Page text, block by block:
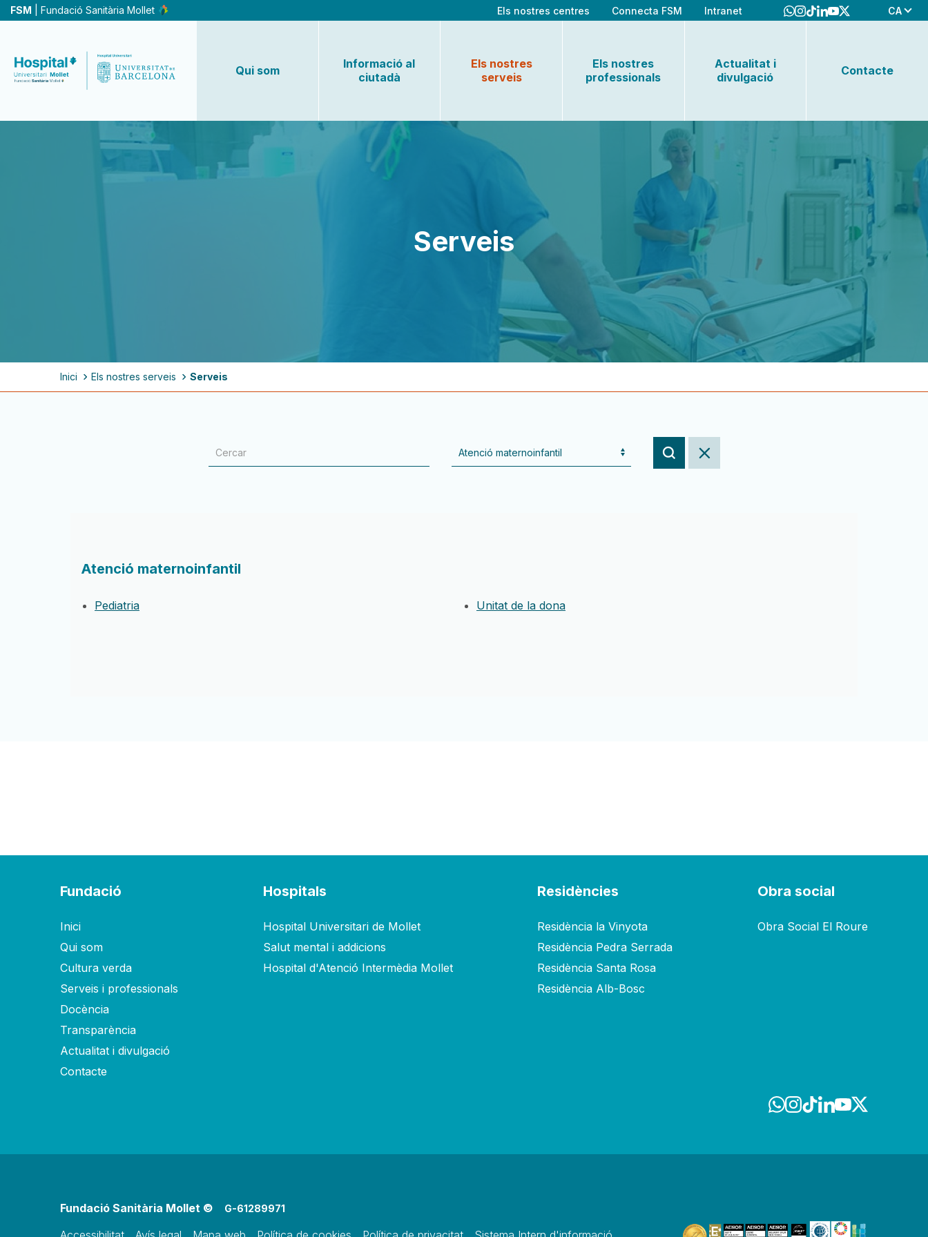
Vés
al
FSM | Fundació Sanitària Mollet Els nostres centres Connecta FSM Intranet CA
Qui som
Informació al
ciutadà
Els nostres
serveis
Els nostres
professionals
Actualitat i
divulgació
Contacte
Serveis
d'ariadna
Inici Els nostres serveis Serveis
Atenció maternoinfantil
Pediatria Unitat de la dona
Fundació
Inici
Qui som
Cultura verda
Serveis i professionals
Docència
Transparència
Actualitat i divulgació
Contacte
Hospitals
Hospital Universitari de Mollet
Salut mental i addicions
Hospital d'Atenció Intermèdia Mollet
Residències
Residència la Vinyota
Residència Pedra Serrada
Residència Santa Rosa
Residència Alb-Bosc
Obra social
Obra Social El Roure
Fundació Sanitària Mollet © G-61289971